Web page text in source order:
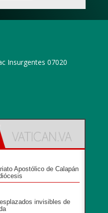
Insurgentes 07020
Apostólico de Calapán
invisibles de